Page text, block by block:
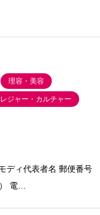
理容・美容
レジャー・カルチャー
ディ代表者名 郵便番号
電…